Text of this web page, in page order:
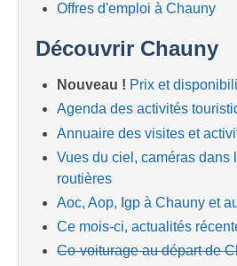
Offres d'emploi à Chauny
Découvrir Chauny
Nouveau ! Prix et
Agenda des activités
Annuaire des visites et
Vues du ciel, caméras dans
routières
Aoc, Aop, Igp à Chauny et
Ce mois-ci, actualités
Co-voiturage au départ de